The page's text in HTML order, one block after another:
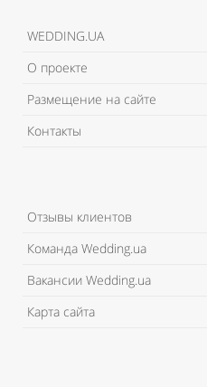
WEDDING.UA
О проекте
Размещение на сайте
Контакты
Отзывы клиентов
Команда Wedding.ua
Вакансии Wedding.ua
Карта сайта